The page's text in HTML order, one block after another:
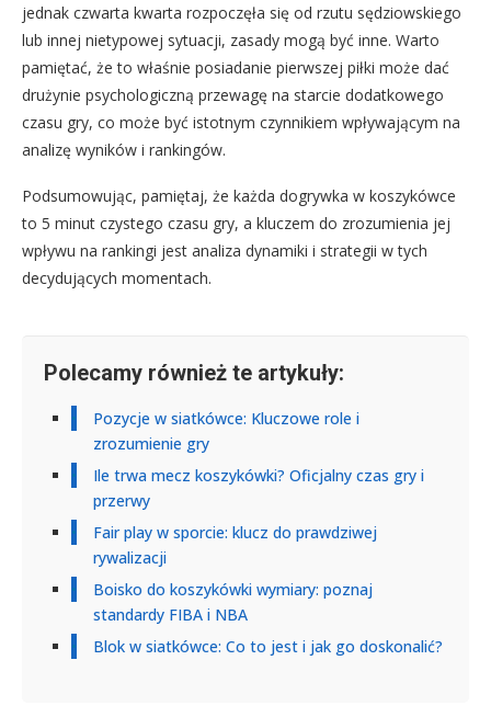
jednak czwarta kwarta rozpoczęła się od rzutu sędziowskiego
lub innej nietypowej sytuacji, zasady mogą być inne. Warto
pamiętać, że to właśnie posiadanie pierwszej piłki może dać
drużynie psychologiczną przewagę na starcie dodatkowego
czasu gry, co może być istotnym czynnikiem wpływającym na
analizę wyników i rankingów.
Podsumowując, pamiętaj, że każda dogrywka w koszykówce
to 5 minut czystego czasu gry, a kluczem do zrozumienia jej
wpływu na rankingi jest analiza dynamiki i strategii w tych
decydujących momentach.
Polecamy również te artykuły:
Pozycje w siatkówce: Kluczowe role i
zrozumienie gry
Ile trwa mecz koszykówki? Oficjalny czas gry i
przerwy
Fair play w sporcie: klucz do prawdziwej
rywalizacji
Boisko do koszykówki wymiary: poznaj
standardy FIBA i NBA
Blok w siatkówce: Co to jest i jak go doskonalić?